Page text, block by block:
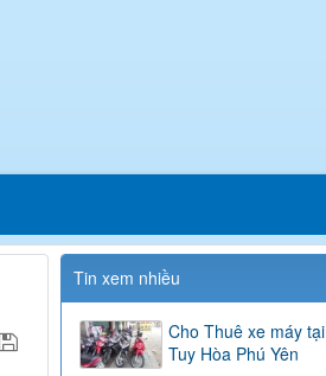
Tin xem nhiều
Cho Thuê xe máy tại
Tuy Hòa Phú Yên